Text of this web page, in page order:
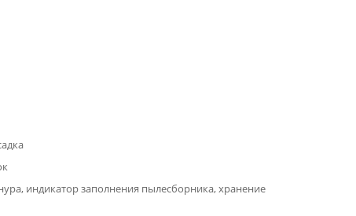
индикатор заполнения пылесборника, хранение